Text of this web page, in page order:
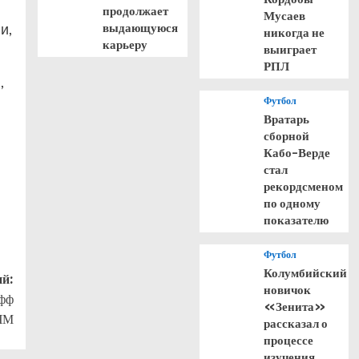
продолжает
выдающуюся
карьеру
Мусаев
никогда не
выиграет
РПЛ
Футбол
Вратарь
сборной
Кабо-Верде
стал
рекордсменом
по одному
показателю
Футбол
Колумбийский
новичок
«Зенита»
рассказал о
процессе